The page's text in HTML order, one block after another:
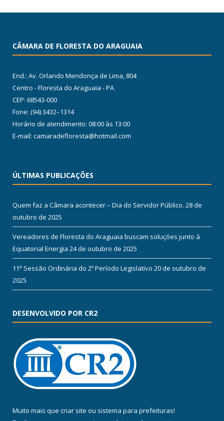
CÂMARA DE FLORESTA DO ARAGUAIA
End.: Av. Orlando Mendonça de Lima, 804
Centro - Floresta do Araguaia - PA
CEP: 68543-000
Fone: (94) 3432–1314
Horário de atendimento: 08:00 às 13:00
E-mail: camaradefloresta@hotmail.com
ÚLTIMAS PUBLICAÇÕES
Quem faz a Câmara acontecer – Dia do Servidor Público. 28 de
outubro de 2025
Vereadores de Floresta do Araguaia buscam soluções junto à
Equatorial Energia 24 de outubro de 2025
11ª Sessão Ordinária do 2º Período Legislativo 20 de outubro de
2025
DESENVOLVIDO POR CR2
Muito mais que criar site ou sistema para prefeituras!